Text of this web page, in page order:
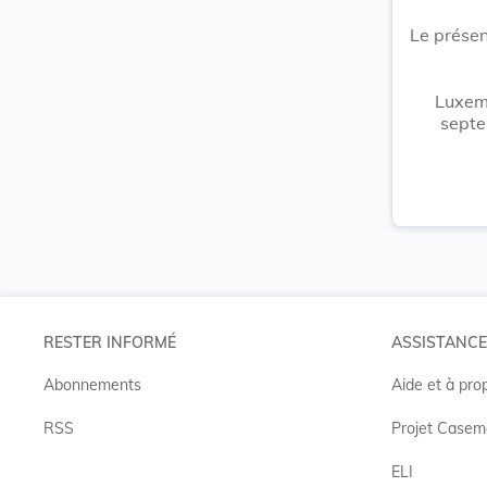
Le
RESTER INFORMÉ
Abonnements
RSS
ASSISTANCE
Aide et à
Projet
ELI